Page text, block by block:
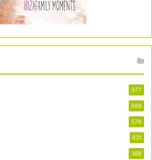
977
688
576
631
388